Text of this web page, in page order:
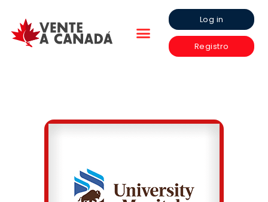
Log in
Registro